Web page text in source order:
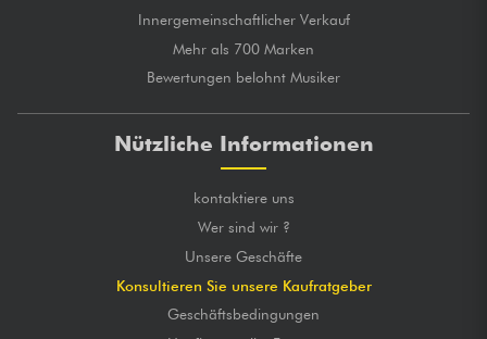
Innergemeinschaftlicher Verkauf
Mehr als 700 Marken
Bewertungen belohnt Musiker
Nützliche Informationen
kontaktiere uns
Wer sind wir ?
Unsere Geschäfte
Konsultieren Sie unsere Kaufratgeber
Geschäftsbedingungen